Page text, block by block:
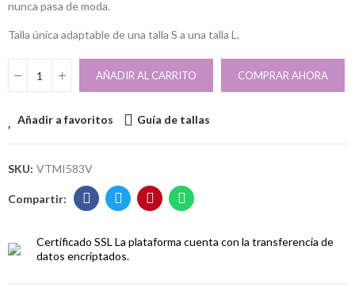
nunca pasa de moda.
Talla única adaptable de una talla S a una talla L.
AÑADIR AL CARRITO COMPRAR AHORA
Añadir a favoritos Guía de tallas
SKU: VTMI583V
Certificado SSL La plataforma cuenta con la transferencia de
datos encriptados.